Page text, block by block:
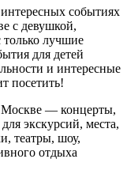
событиях
с девушкой,
лучшие
для детей
и интересные
посетить!
— концерты,
экскурсий, места,
театры, шоу,
отдыха